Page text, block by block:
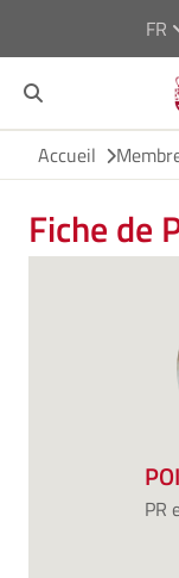
FR
Accueil
Fiche de
PR